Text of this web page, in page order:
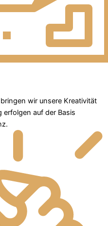
wir unsere Kreativität
erfolgen auf der Basis